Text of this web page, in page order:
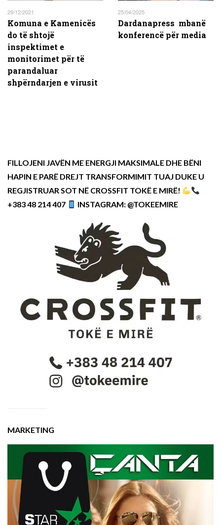
29/12/2021
Komuna e Kamenicës
do të shtojë
inspektimet e
monitorimet për të
parandaluar
shpërndarjen e virusit
25/04/2025
Dardanapress mbanë
konferencë për media
FILLOJENI JAVËN ME ENERGJI MAKSIMALE DHE BËNI
HAPIN E PARË DREJT TRANSFORMIMIT TUAJ DUKE U
REGJISTRUAR SOT NË CROSSFIT TOKË E MIRË!
+383 48 214 407
INSTAGRAM: @TOKEEMIRE
MARKETING